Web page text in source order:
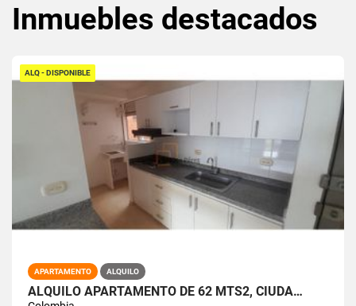
Inmuebles destacados
ALQ - DISPONIBLE
APARTAMENTO ALQUILO
ALQUILO APARTAMENTO DE 62 MTS2, CIUDA…